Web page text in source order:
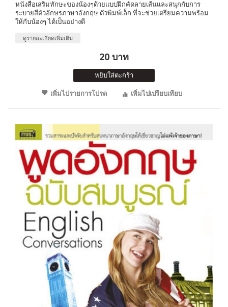
หนังสือเสริมทักษะของน้องๆด้วยแบบฝึกคัดลายเส้นและสนุกกับการ
ระบายสีตัวอักษรภาษาอังกฤษ ตัวพิมพ์เล็ก ที่จะช่วยเตรียมความพร้อม
ให้กับน้องๆ ได้เป็นอย่างดี
ดูรายละเอียดเพิ่มเติม
20 บาท
หยิบใส่ตะกร้า
เพิ่มไปรายการโปรด
เพิ่มไปเปรียบเทียบ